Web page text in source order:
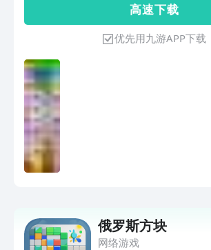
单的游戏,随时随地你都
绍》 横版，9x16个格子
通模式：7等级 高级模
高 速 下 载
优先用九游APP下载
俄罗斯方块
网络游戏